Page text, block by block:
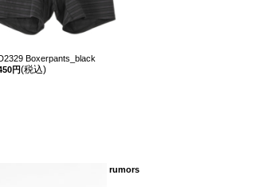
Boxerpants_black
円(税込)
rumors